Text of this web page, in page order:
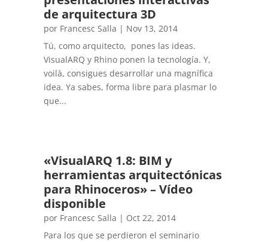
de arquitectura 3D
por Francesc Salla | Nov 13, 2014
Tú, como arquitecto, pones las ideas.
VisualARQ y Rhino ponen la tecnología. Y,
voilà, consigues desarrollar una magnífica
idea. Ya sabes, forma libre para plasmar lo
que...
«VisualARQ 1.8: BIM y
herramientas arquitectónicas
para Rhinoceros» – Vídeo
disponible
por Francesc Salla | Oct 22, 2014
Para los que se perdieron el seminario